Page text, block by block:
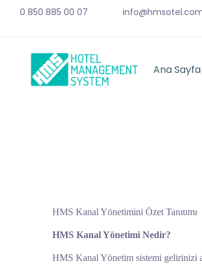
0 850 885 00 07
Ana Sayfa
HMS Kanal Yönetimini Özet Tanıtımı
HMS Kanal Yönetimi Nedir?
HMS Kanal Yönetim sistemi gelirinizi